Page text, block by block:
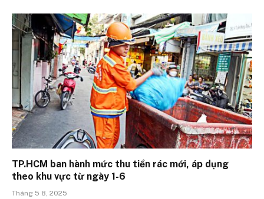
TP.HCM ban hành mức thu tiền rác mới, áp dụng
theo khu vực từ ngày 1-6
Tháng 5 8, 2025